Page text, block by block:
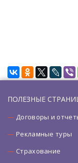
ПОЛЕЗНЫЕ
Договоры и
Рекламные туры
Страхование